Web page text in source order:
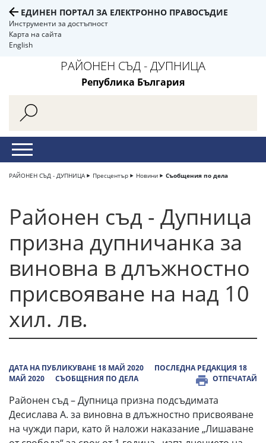
ЕДИНЕН ПОРТАЛ ЗА ЕЛЕКТРОННО ПРАВОСЪДИЕ
Инструменти за достъпност
Карта на сайта
English
РАЙОНЕН СЪД - ДУПНИЦА
Република България
РАЙОНЕН СЪД - ДУПНИЦА Пресцентър Новини Съобщения по дела
Районен съд - Дупница
призна дупничанка за
виновна в длъжностно
присвояване на над 10
хил. лв.
ДАТА НА ПУБЛИКУВАНЕ 18 МАЙ 2020
ПОСЛЕДНА РЕДАКЦИЯ 18
МАЙ 2020
СЪОБЩЕНИЯ ПО ДЕЛА ОТПЕЧАТАЙ
Районен съд – Дупница призна подсъдимата
Десислава А. за виновна в длъжностно присвояване
на чужди пари, като й наложи наказание „Лишаване